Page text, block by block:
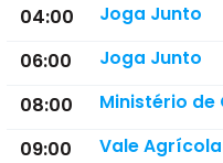
04:00 Joga Junto
06:00 Joga Junto
08:00 Ministério de
09:00 Vale Agrícola